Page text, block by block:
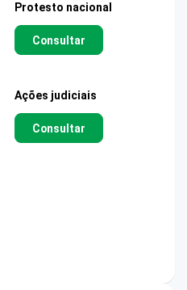
Protesto nacional
Consultar
Ações judiciais
Consultar